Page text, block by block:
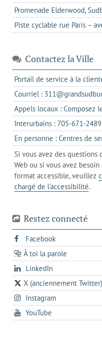
Promenade Elderwood,
Piste cyclable rue Paris –
Contactez la Ville
Portail de service à la
Courriel :
Appels locaux : Composez
Interurbains : 705-671-2489
En personne : Centres de
Si vous avez des
Web ou si vous avez
format accessible, veuillez
chargé de l'accessibilité.
Restez connecté
Facebooks'ouvre
dans
un
onglet
À toi la parole
opens
in
a
new
tab
LinkedInopens
in
a
new
X (anciennement Twitter)
s'ouvre
dans
un
nouvel
Instagrams'ouvre
dans
un
YouTube
dans